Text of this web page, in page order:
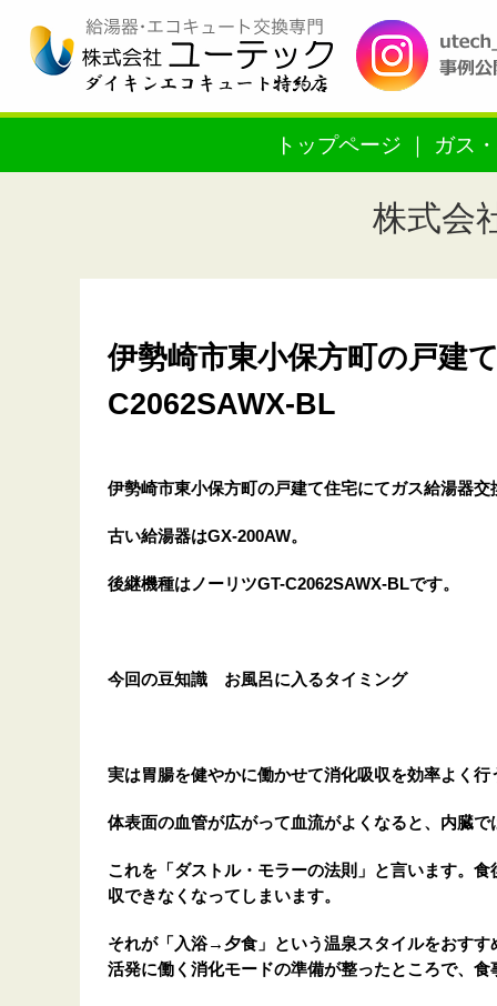
トップページ ガス
株式会
伊勢崎市東小保方町の戸建
C2062SAWX-BL
伊勢崎市東小保方町の戸建て住宅にてガス給湯器交
古い給湯器はGX-200AW。
後継機種はノーリツGT-C2062SAWX-BLです。
今回の豆知識 お風呂に入るタイミング
実は胃腸を健やかに働かせて消化吸収を効率よく行
体表面の血管が広がって血流がよくなると、内臓で
これを「ダストル・モラーの法則」と言います。
収できなくなってしまいます。
それが「入浴→夕食」という温泉スタイルをおす
活発に働く消化モードの準備が整ったところで、食